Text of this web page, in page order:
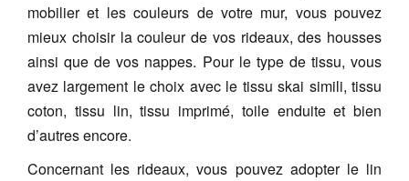
mobilier et les couleurs de votre mur, vous pouvez
mieux choisir la couleur de vos rideaux, des housses
ainsi que de vos nappes. Pour le type de tissu, vous
avez largement le choix avec le tissu skai simili, tissu
coton, tissu lin, tissu imprimé, toile enduite et bien
d’autres encore.
Concernant les rideaux, vous pouvez adopter le lin